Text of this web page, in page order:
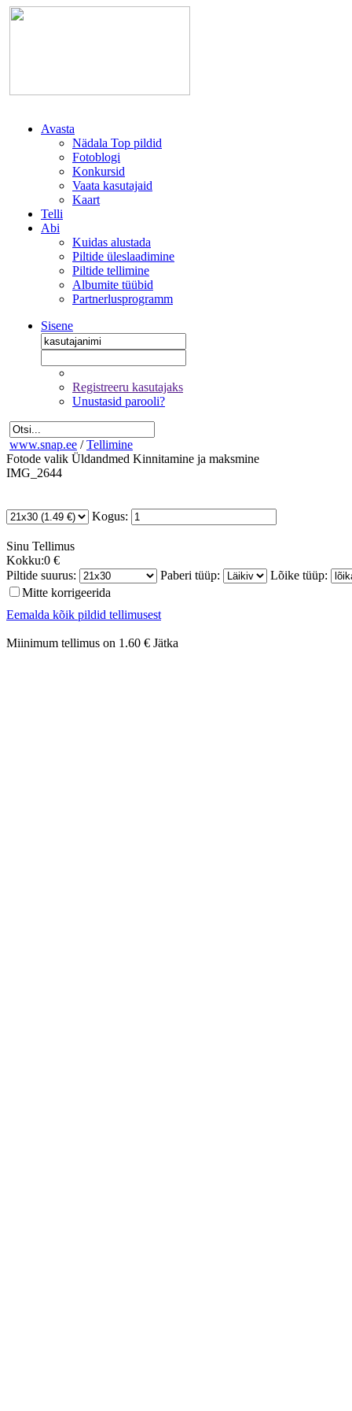
Avasta
Nädala Top pildid
Fotoblogi
Konkursid
Vaata kasutajaid
Kaart
Telli
Abi
Kuidas alustada
Piltide üleslaadimine
Piltide tellimine
Albumite tüübid
Partnerlusprogramm
Sisene
Registreeru kasutajaks
Unustasid parooli?
www.snap.ee / Tellimine
Fotode valik Üldandmed Kinnitamine ja maksmine
IMG_2644
Kogus:
Sinu Tellimus
Kokku:0 €
Piltide suurus:
Paberi tüüp:
Lõike tüüp:
Mitte korrigeerida
Eemalda kõik pildid tellimusest
Miinimum tellimus on 1.60 € Jätka